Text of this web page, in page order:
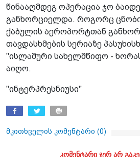
წინააღმდეგ ოპერაცია ჯო
განხორციელდა. როგორც
ქაბულის აეროპორტთან
თავდასხმების სერიაზე
"ისლამური სახელმწიფო -
აიღო.
"ინტერპრესნიუსი"
მკითხველის კომენტარი (0)
კომენტარი ჯერ არ